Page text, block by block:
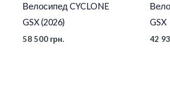
Велосипед CYCLONE
GSX (2026)
58 500 грн.
GSX
42